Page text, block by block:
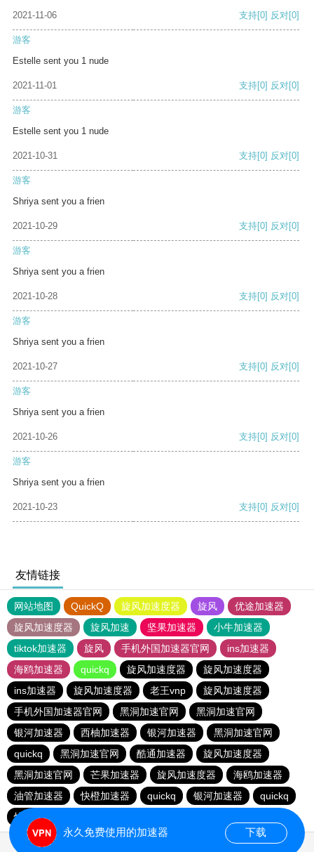
2021-11-06 支持[0] 反对[0]
游客
Estelle sent you 1 nude
2021-11-01 支持[0] 反对[0]
游客
Estelle sent you 1 nude
2021-10-31 支持[0] 反对[0]
游客
Shriya sent you a frien
2021-10-29 支持[0] 反对[0]
游客
Shriya sent you a frien
2021-10-28 支持[0] 反对[0]
游客
Shriya sent you a frien
2021-10-27 支持[0] 反对[0]
游客
Shriya sent you a frien
2021-10-26 支持[0] 反对[0]
游客
Shriya sent you a frien
2021-10-23 支持[0] 反对[0]
友情链接
网站地图 QuickQ 旋风加速度器 旋风
优途加速器
旋风加速度器
旋风加速 坚果加速器
小牛加速器
tiktok加速器
旋风 手机外国加速器官网
ins加速器
海鸥加速器
quickq 旋风加速度器
旋风加速度器
ins加速器
旋风加速度器 老王vnp
旋风加速度器
手机外国加速器官网
黑洞加速官网
黑洞加速官网
银河加速器
西柚加速器 银河加速器
黑洞加速官网
quickq
黑洞加速官网 酷通加速器
旋风加速度器
黑洞加速官网
芒果加速器 旋风加速度器
海鸥加速器
油管加速器
快橙加速器 quickq 银河加速器
quickq
快鸭加速器
永久免费使用的加速器 下载